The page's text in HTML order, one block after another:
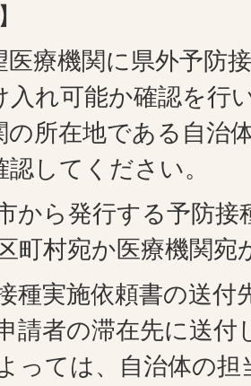
医療機関に県外予防
入れ可能か確認を行
の所在地である自治
してください。
から発行する予防
町村宛か医療機関宛
種実施依頼書の送
請者の滞在先に送
っては、自治体の